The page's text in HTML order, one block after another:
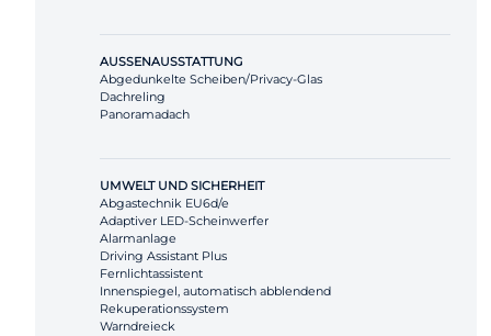
AUSSENAUSSTATTUNG
Abgedunkelte Scheiben/Privacy-Glas
Dachreling
Panoramadach
UMWELT UND SICHERHEIT
Abgastechnik EU6d/e
Adaptiver LED-Scheinwerfer
Alarmanlage
Driving Assistant Plus
Fernlichtassistent
Innenspiegel, automatisch abblendend
Rekuperationssystem
Warndreieck